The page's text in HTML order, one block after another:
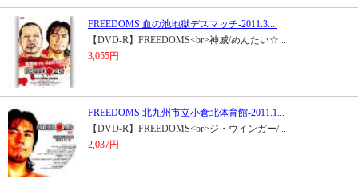
FREEDOMS 血の池地獄デスマッチ-2011.3....
【DVD-R】FREEDOMS<br>神威/めんたい☆...
3,055円
FREEDOMS 北九州市立小倉北体育館-2011.1...
【DVD-R】FREEDOMS<br>ジ・ウインガー/...
2,037円